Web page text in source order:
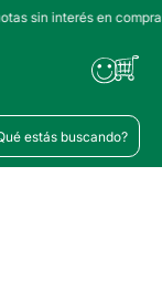
sin interés en
estás buscando?